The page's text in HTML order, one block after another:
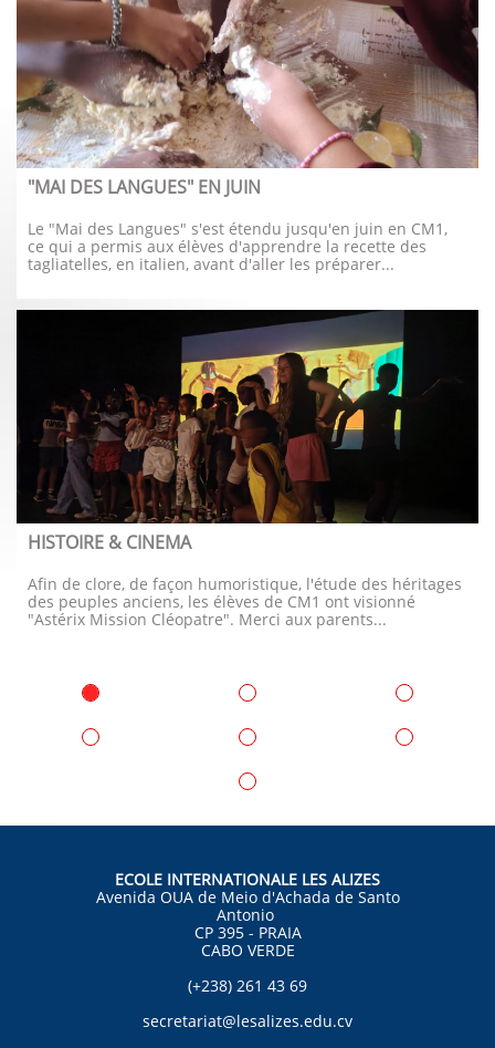
"MAI DES LANGUES" EN JUIN
Le "Mai des Langues" s'est étendu jusqu'en juin en CM1,
ce qui a permis aux élèves d'apprendre la recette des
tagliatelles, en italien, avant d'aller les préparer...
HISTOIRE & CINEMA
Afin de clore, de façon humoristique, l'étude des héritages
des peuples anciens, les élèves de CM1 ont visionné
"Astérix Mission Cléopatre". Merci aux parents...
ECOLE INTERNATIONALE LES ALIZES
Avenida OUA de Meio d'Achada de Santo
Antonio
CP 395 - PRAIA
CABO VERDE
(+238) 261 43 69
secretariat@lesalizes.edu.cv